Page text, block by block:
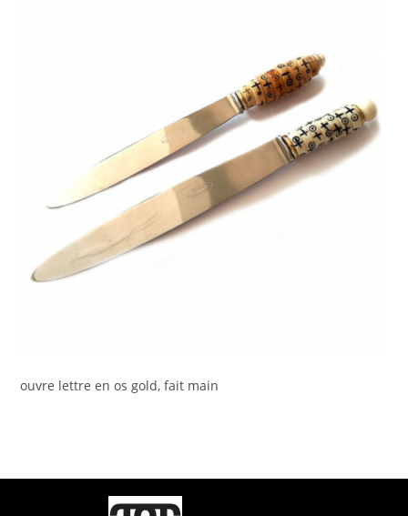
ouvre lettre en os gold, fait main